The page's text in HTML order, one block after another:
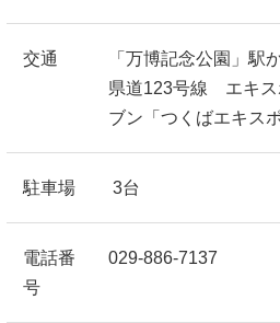
交通
「万博記念公園」駅
県道123号線 エキ
ブン「つくばエキス
駐車場 3台
電話番
号
029-886-7137